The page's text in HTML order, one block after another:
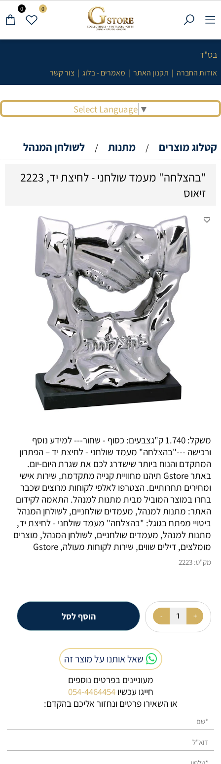
בס"ד
אודות החברה | תקנון האתר | מאמרים - בלוג | צור קשר
Select Language ▼
0 0
קטלוג מוצרים / מתנות / לשולחן המנהל
"בהצלחה" מעמד שולחני - לחיצת יד, 2223
זיאוס
משקל: 1.740 ק"גצבעים: כסוף - שחור--- למידע נוסף
ורכישה ---"בהצלחה" מעמד שולחני - לחיצת יד – הפתרון
המתקדם והנוח ביותר שישדרג לכם את שגרת היום-יום.
באתר Gstore תיהנו מחוויית קנייה מתקדמת, שירות אישי
ומחירים תחרותיים. הצטרפו לאלפי לקוחות מרוצים שכבר
בחרו במוצר המוביל מבית מתנות למנהל. התאמה לקידום
האתר: מתנות למנהל, מעמדים שולחניים, לשולחן המנהל
ביטויי מפתח בגוגל: "בהצלחה" מעמד שולחני - לחיצת יד,
מתנות למנהל, מעמדים שולחניים, לשולחן המנהל, מוצרים
מומלצים, דילים שווים, שירות לקוחות מעולה, Gstore
מק"ט: 2223
הוסף לסל
שאל אותנו על מוצר זה
מעוניינים בפרטים נוספים
חייגו עכשיו054-4464454
או השאירו פרטים ונחזור אליכם בהקדם: